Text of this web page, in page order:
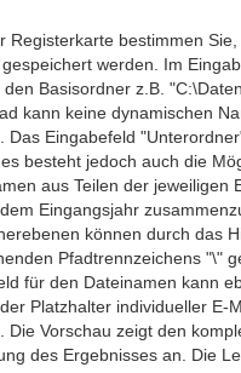
Registerkarte bestimmen
werden. Im
den Basisordner z.B.
kann keine dynamischen
Das Eingabefeld
besteht jedoch auch die
aus Teilen der jeweiligen
Eingangsjahr
können durch das
Pfadtrennzeichens "\"
für den Dateinamen kann
Platzhalter individueller E-
Die Vorschau zeigt den
des Ergebnisses an. Die